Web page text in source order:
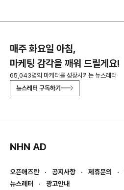
매주 화요일 아침,
마케팅 감각을 깨워 드릴게요!
65,043명의 마케터를 성장시키는 뉴스레터
뉴스레터 구독하기
NHN AD
오픈애즈란 공지사항 제휴문의
뉴스레터
광고안내